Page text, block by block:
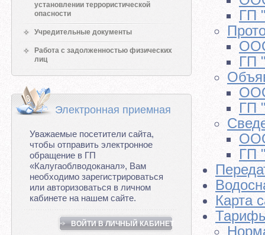
установлении террористической
опасности
Учредительные документы
Работа с задолженностью физических
лиц
Электронная приемная
Уважаемые посетители сайта,
чтобы отправить электронное
обращение в ГП
«Калугаоблводоканал», Вам
необходимо зарегистрироваться
или авторизоваться в личном
кабинете на нашем сайте.
ВОЙТИ В ЛИЧНЫЙ КАБИНЕТ
ГП
ГП
ГП
ГП
Карта